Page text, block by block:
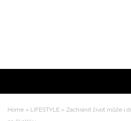
Home » LIFESTYLE » Zachránit život může i